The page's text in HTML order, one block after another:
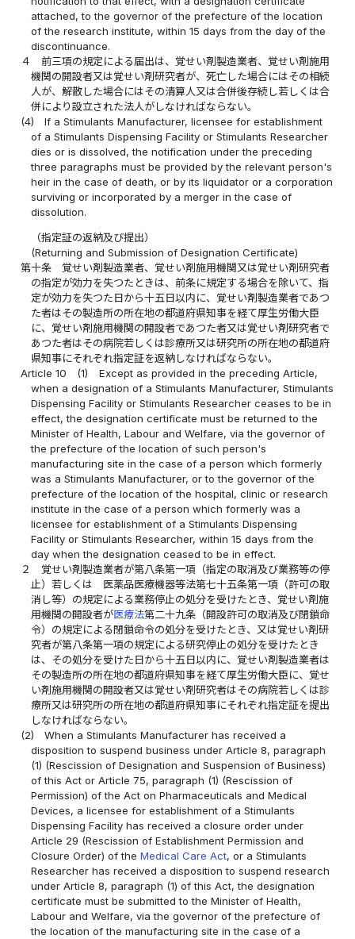
attached, to the governor of the prefecture of the location
of the research institute, within 15 days from the day of the
discontinuance.
４
前三項の規定による届出は、覚せい剤製造業者、覚せい剤施用
機関の開設者又は覚せい剤研究者が、死亡した場合にはその相続
人が、解散した場合にはその清算人又は合併後存続し若しくは合
併により設立された法人がしなければならない。
(4)
If a Stimulants Manufacturer, licensee for establishment
of a Stimulants Dispensing Facility or Stimulants Researcher
dies or is dissolved, the notification under the preceding
three paragraphs must be provided by the relevant person's
heir in the case of death, or by its liquidator or a corporation
surviving or incorporated by a merger in the case of
dissolution.
（指定証の返納及び提出）
(Returning and Submission of Designation Certificate)
第十条
覚せい剤製造業者、覚せい剤施用機関又は覚せい剤研究者
の指定が効力を失つたときは、前条に規定する場合を除いて、指
定が効力を失つた日から十五日以内に、覚せい剤製造業者であつ
た者はその製造所の所在地の都道府県知事を経て厚生労働大臣
に、覚せい剤施用機関の開設者であつた者又は覚せい剤研究者で
あつた者はその病院若しくは診療所又は研究所の所在地の都道府
県知事にそれぞれ指定証を返納しなければならない。
Article 10
(1)
Except as provided in the preceding Article,
when a designation of a Stimulants Manufacturer, Stimulants
Dispensing Facility or Stimulants Researcher ceases to be in
effect, the designation certificate must be returned to the
Minister of Health, Labour and Welfare, via the governor of
the prefecture of the location of such person's
manufacturing site in the case of a person which formerly
was a Stimulants Manufacturer, or to the governor of the
prefecture of the location of the hospital, clinic or research
institute in the case of a person which formerly was a
licensee for establishment of a Stimulants Dispensing
Facility or Stimulants Researcher, within 15 days from the
day when the designation ceased to be in effect.
２
覚せい剤製造業者が第八条第一項（指定の取消及び業務等の停
止）若しくは 医薬品医療機器等法第七十五条第一項（許可の取
消し等）の規定による業務停止の処分を受けたとき、覚せい剤施
用機関の開設者が医療法第二十九条（開設許可の取消及び閉鎖命
令）の規定による閉鎖命令の処分を受けたとき、又は覚せい剤研
究者が第八条第一項の規定による研究停止の処分を受けたとき
は、その処分を受けた日から十五日以内に、覚せい剤製造業者は
その製造所の所在地の都道府県知事を経て厚生労働大臣に、覚せ
い剤施用機関の開設者又は覚せい剤研究者はその病院若しくは診
療所又は研究所の所在地の都道府県知事にそれぞれ指定証を提出
しなければならない。
(2)
When a Stimulants Manufacturer has received a
disposition to suspend business under Article 8, paragraph
(1) (Rescission of Designation and Suspension of Business)
of this Act or Article 75, paragraph (1) (Rescission of
Permission) of the Act on Pharmaceuticals and Medical
Devices, a licensee for establishment of a Stimulants
Dispensing Facility has received a closure order under
Article 29 (Rescission of Establishment Permission and
Closure Order) of theMedical Care Act, or a Stimulants
Researcher has received a disposition to suspend research
under Article 8, paragraph (1) of this Act, the designation
certificate must be submitted to the Minister of Health,
Labour and Welfare, via the governor of the prefecture of
the location of the manufacturing site in the case of a